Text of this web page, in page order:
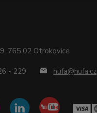
765 02 Otrokovice
- 229 hufa@hufa.cz